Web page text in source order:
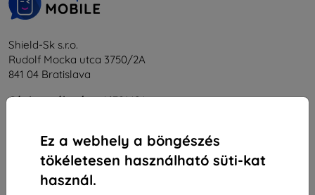
Ez a webhely a böngészés
tökéletesen használható süti-kat
használ.
Shield-Sk s.r.o.
Rudolf Mocka utca 3750/2A
841 04 Bratislava
Cégjegyzékszám:46701494
Elérhetőség